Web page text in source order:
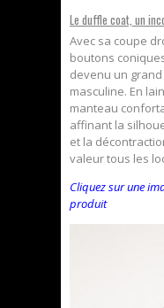
Le duffle coat, un
Avec sa coupe
boutons
devenu un
masculine. En
manteau
affinant la
et la
valeur tous les
Cliquez sur une
produit